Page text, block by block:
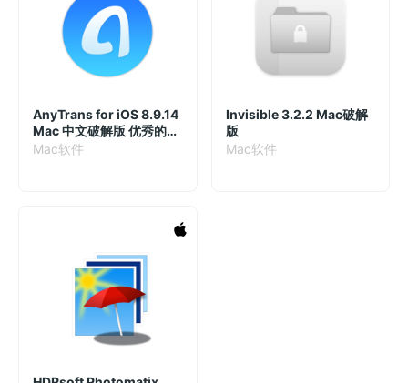
AnyTrans for iOS 8.9.14
Mac 中文破解版 优秀的
iPhone/iPad设备管理工
Mac软件
Invisible 3.2.2 Mac破解
版
Mac软件